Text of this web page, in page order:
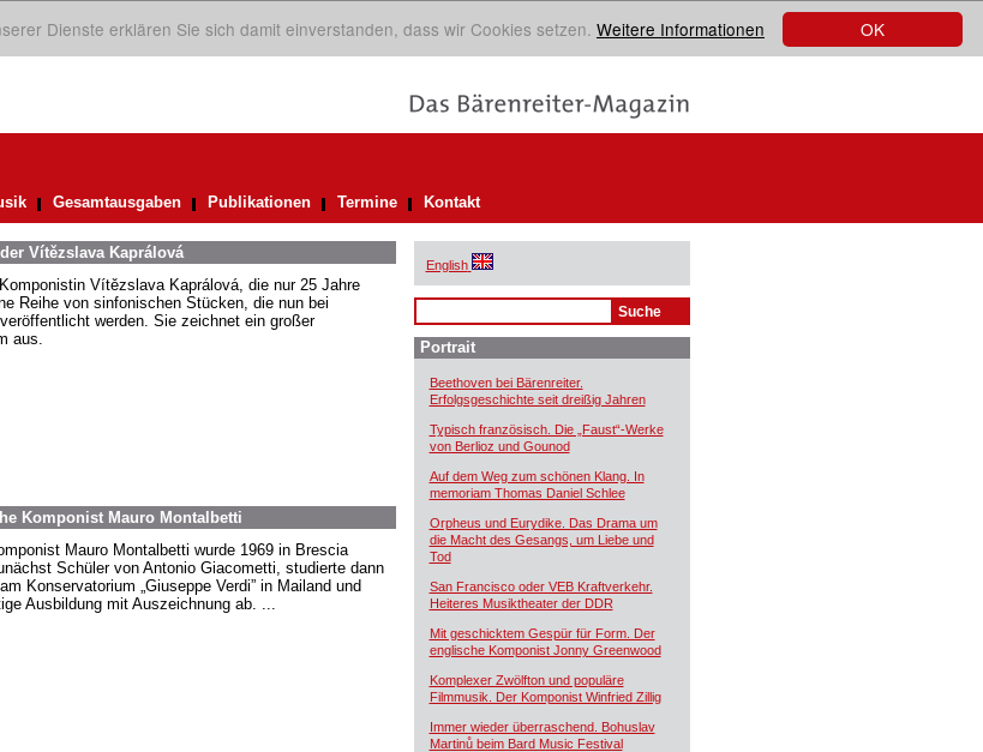
OK
Dienste erklären Sie sich damit einverstanden, dass wir Cookies setzen. Weitere Informationen
Gesamtausgaben Publikationen Termine Kontakt
Vítězslava Kaprálová
Vítězslava Kaprálová, die nur 25 Jahre
Reihe von sinfonischen Stücken, die nun bei
werden. Sie zeichnet ein großer
aus.
Komponist Mauro Montalbetti
Mauro Montalbetti wurde 1969 in Brescia
Schüler von Antonio Giacometti, studierte dann
Konservatorium „Giuseppe Verdi” in Mailand und
Ausbildung mit Auszeichnung ab. ...
English
Portrait
Beethoven bei Bärenreiter.
Erfolgsgeschichte seit dreißig Jahren
Typisch französisch. Die „Faust“-Werke
von Berlioz und Gounod
Auf dem Weg zum schönen Klang. In
memoriam Thomas Daniel Schlee
Orpheus und Eurydike. Das Drama um
die Macht des Gesangs, um Liebe und
Tod
San Francisco oder VEB Kraftverkehr.
Heiteres Musiktheater der DDR
Mit geschicktem Gespür für Form. Der
englische Komponist Jonny Greenwood
Komplexer Zwölfton und populäre
Filmmusik. Der Komponist Winfried Zillig
Immer wieder überraschend. Bohuslav
Martinů beim Bard Music Festival